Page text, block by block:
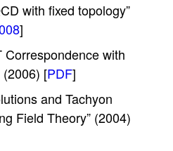
with fixed topology”
]
with
(2006) [PDF]
and Tachyon
Field Theory” (2004)